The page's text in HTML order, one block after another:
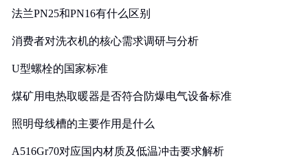
法兰PN25和PN16有什么区别
消费者对洗衣机的核心需求调研与分析
U型螺栓的国家标准
煤矿用电热取暖器是否符合防爆电气设备标准
照明母线槽的主要作用是什么
A516Gr70对应国内材质及低温冲击要求解析